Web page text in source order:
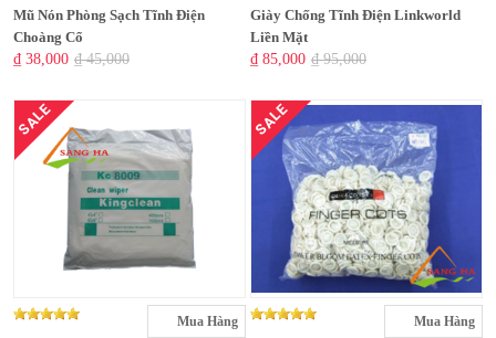
Mũ Nón Phòng Sạch Tĩnh Điện
Choàng Cổ
₫ 38,000 ₫ 45,000
Giày Chống Tĩnh Điện Linkworld
Liền Mặt
₫ 85,000 ₫ 95,000
SALE
Mua Hàng
SALE
Mua Hàng